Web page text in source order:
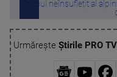
Trupul neînsuflețit al
Urmărește Știrile PRO TV